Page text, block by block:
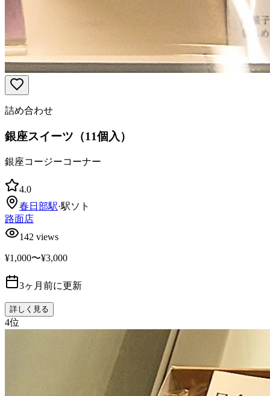
詰め合わせ
銀座スイーツ（11個入）
銀座コージーコーナー
4.0
春日部駅·駅ソト
路面店
142 views
¥1,000〜¥3,000
3ヶ月前に更新
詳しく見る
4位